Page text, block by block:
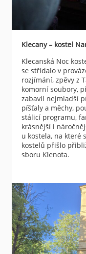
Klecany – kostel
Klecanská Noc
se střídalo v
rozjímání, zpěvy z
komorní soubory,
zabavil nejmladší
píšťaly a měchy,
stálicí programu,
krásnější i
u kostela, na které
kostelů přišlo
sboru Klenota.